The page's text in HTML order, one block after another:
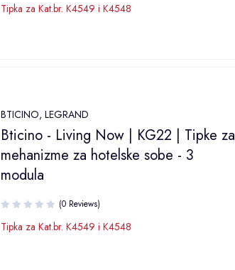
Tipka za Kat.br. K4549 i K4548
BTICINO,LEGRAND
Bticino - Living Now | KG22 | Tipke za
mehanizme za hotelske sobe - 3
modula
(0 Reviews)
Tipka za Kat.br. K4549 i K4548